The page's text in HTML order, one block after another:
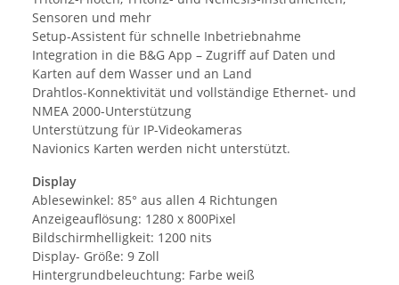
Sensoren und mehr
Setup-Assistent für schnelle Inbetriebnahme
Integration in die B&G App – Zugriff auf Daten und
Karten auf dem Wasser und an Land
Drahtlos-Konnektivität und vollständige Ethernet- und
NMEA 2000-Unterstützung
Unterstützung für IP-Videokameras
Navionics Karten werden nicht unterstützt.
Display
Ablesewinkel: 85° aus allen 4 Richtungen
Anzeigeauflösung: 1280 x 800Pixel
Bildschirmhelligkeit: 1200 nits
Display- Größe: 9 Zoll
Hintergrundbeleuchtung: Farbe weiß